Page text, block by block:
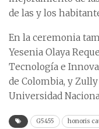
de las y los
En la ceremonia
Yesenia Olaya
Tecnología e
de Colombia, y
Universidad
G5455
honoris